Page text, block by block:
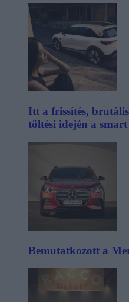
Itt a frissítés,
töltési idején a smart
Bemutatkozott a